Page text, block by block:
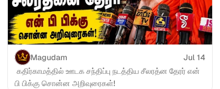
Magudam
Jul 14
பி பிக்கு சொன்ன அறிவுரைகள்!